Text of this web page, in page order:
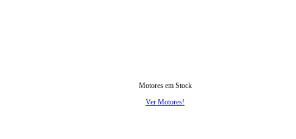
Motores em Stock
Ver Motores!